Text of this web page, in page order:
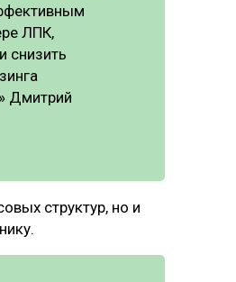
ЛПК,
снизить
Дмитрий
структур, но и